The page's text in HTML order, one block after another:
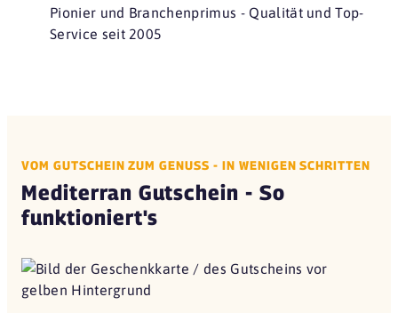
Pionier und Branchenprimus - Qualität und Top-
Service seit 2005
VOM GUTSCHEIN ZUM GENUSS - IN WENIGEN SCHRITTEN
Mediterran Gutschein - So
funktioniert's